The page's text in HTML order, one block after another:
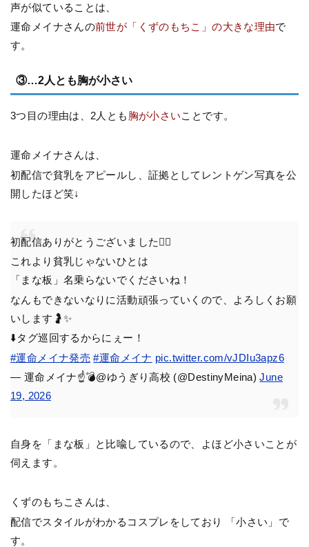
声が似ていることは、
運命メイナさんの前世が「くずのもちこ」の大きな理由で
す。
③…2人とも胸が小さい
3つ目の理由は、2人とも 胸が小さいことです。
運命メイナさんは、
初配信で貧乳をアピールし、証拠としてレントゲン写真を公
開したほど笑↓
初配信ありがとうございました🙇‍♂️
これより貧乳じゃないひとは
「まな板」名乗らないでくださいね！
なんもできないなりに活動頑張っていくので、よろしくお願
いします🤰✨️
⬇️タグ巡回するからにぇー！
#運命メイナ発売 #運命メイナ pic.twitter.com/vJDIu3apz6
— 運命メイナ☝️💣@ゆうぎり高校 (@DestinyMeina)June
19, 2026
自身を「まな板」と比喩しているので、よほど小さいことが
伺えます。
くずのもちこさんは、
配信でスタイルがわかるコスプレをしており 「小さい」で
す。